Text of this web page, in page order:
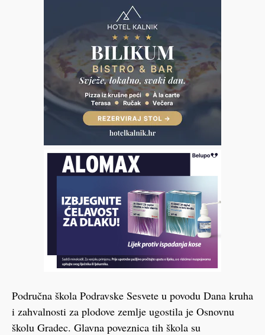
Područna škola Podravske Sesvete u povodu Dana kruha
i zahvalnosti za plodove zemlje ugostila je Osnovnu
školu Gradec. Glavna poveznica tih škola su